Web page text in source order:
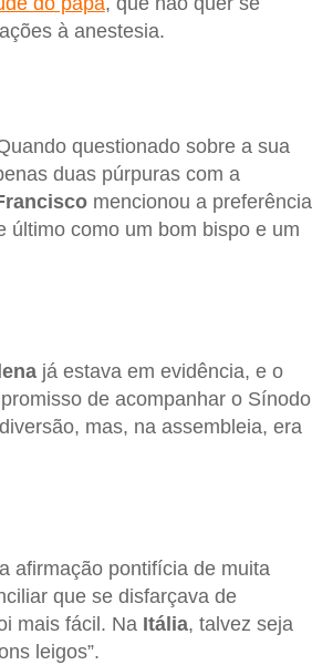
à anestesia.
questionado sobre a sua
duas púrpuras com a
mencionou a preferência
último como um bom bispo e um
já estava em evidência, e o
de acompanhar o Sínodo
mas, na assembleia, era
afirmação pontifícia de muita
que se disfarçava de
mais fácil. Na Itália, talvez seja
leigos”.